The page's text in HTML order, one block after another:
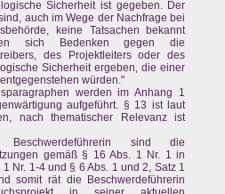
Sicherheit ist gegeben. Der
auch im Wege der Nachfrage bei
keine Tatsachen bekannt
sich Bedenken gegen die
des Projektleiters oder des
Sicherheit ergeben, die einer
würden."
werden im Anhang 1
aufgeführt. § 13 ist laut
nach thematischer Relevanz ist
sind die
gemäß § 16 Abs. 1 Nr. 1 in
Nr. 1-4 und § 6 Abs. 1 und 2, Satz 1
somit rät die Beschwerdeführerin